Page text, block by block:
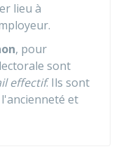
lieu à
, pour
sont
effectif. Ils sont
et